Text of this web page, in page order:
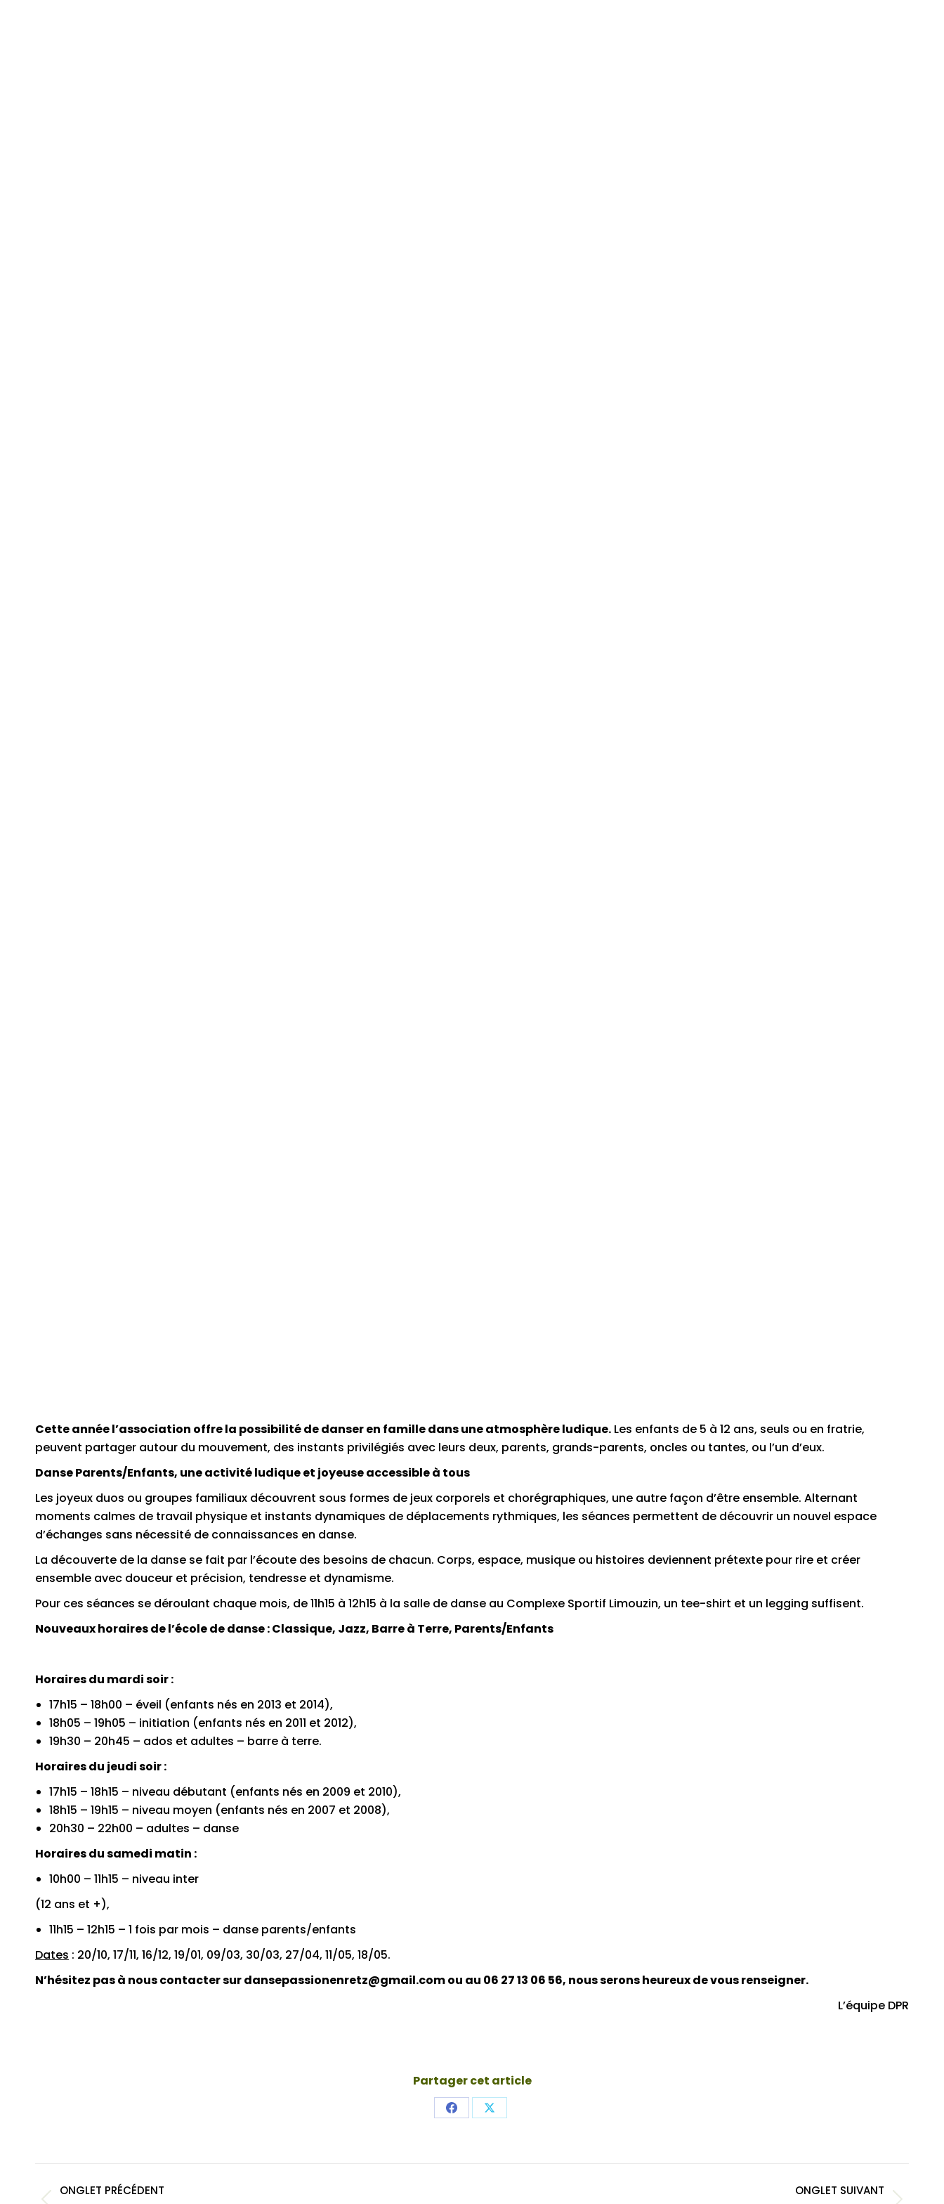
Cette année l’association offre la possibilité de danser en famille dans une atmosphère ludique. Les enfants de 5 à 12 ans, seuls ou en fratrie,
peuvent partager autour du mouvement, des instants privilégiés avec leurs deux, parents, grands-parents, oncles ou tantes, ou l’un d’eux.
Danse Parents/Enfants, une activité ludique et joyeuse accessible à tous
Les joyeux duos ou groupes familiaux découvrent sous formes de jeux corporels et chorégraphiques, une autre façon d’être ensemble. Alternant
moments calmes de travail physique et instants dynamiques de déplacements rythmiques, les séances permettent de découvrir un nouvel espace
d’échanges sans nécessité de connaissances en danse.
La découverte de la danse se fait par l’écoute des besoins de chacun. Corps, espace, musique ou histoires deviennent prétexte pour rire et créer
ensemble avec douceur et précision, tendresse et dynamisme.
Pour ces séances se déroulant chaque mois, de 11h15 à 12h15 à la salle de danse au Complexe Sportif Limouzin, un tee-shirt et un legging suffisent.
Nouveaux horaires de l’école de danse : Classique, Jazz, Barre à Terre, Parents/Enfants
Horaires du mardi soir :
17h15 – 18h00 – éveil (enfants nés en 2013 et 2014),
18h05 – 19h05 – initiation (enfants nés en 2011 et 2012),
19h30 – 20h45 – ados et adultes – barre à terre.
Horaires du jeudi soir :
17h15 – 18h15 – niveau débutant (enfants nés en 2009 et 2010),
18h15 – 19h15 – niveau moyen (enfants nés en 2007 et 2008),
20h30 – 22h00 – adultes – danse
Horaires du samedi matin :
10h00 – 11h15 – niveau inter
(12 ans et +),
11h15 – 12h15 – 1 fois par mois – danse parents/enfants
Dates : 20/10, 17/11, 16/12, 19/01, 09/03, 30/03, 27/04, 11/05, 18/05.
N’hésitez pas à nous contacter sur dansepassionenretz@gmail.com ou au 06 27 13 06 56, nous serons heureux de vous renseigner.
L’équipe DPR
Partager cet article
Share Share
Navigation
ONGLET PRÉCÉDENT ONGLET SUIVANT